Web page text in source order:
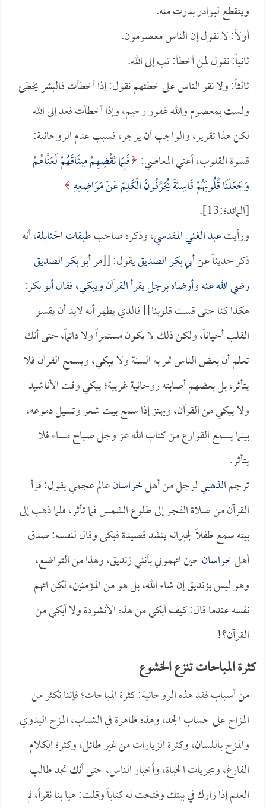
ويتقطع لبوادر بدرت منه.
أولاً: لا نقول إن الناس معصومون.
ثانياً: نقول لمن أخطأ: تب إلى الله.
ثالثاً: ولا نقر الناس على خطئهم نقول: إذا أخطأت فالبشر يخطئ
ولست بمعصوم والله غفور رحيم، وإذا أخطأت فعد إلى الله
لكن هذا تقرير، والواجب أن يزجر، فسبب عدم الروحانية:
قسوة القلوب، أعني المعاصي: فَبِمَا نَقْضِهِمْ مِيثَاقَهُمْ لَعَنَّاهُمْ
وَجَعَلْنَا قُلُوبَهُمْ قَاسِيَةً يُحَرِّفُونَ الْكَلِمَ عَنْ مَوَاضِعِهِ
[المائدة:13].
ورأيتعبد الغني المقدسي، وذكره صاحبطبقات الحنابلة، أنه
ذكر حديثاً عنأبي بكر الصديقيقول: [[مرأبو بكر الصديق
رضي الله عنه وأرضاه برجل يقرأ القرآن ويبكي، فقالأبو بكر:
هكذا كنا حتى قست قلوبنا]] فالذي يظهر أنه لابد أن يقسو
القلب أحياناً، ولكن ذلك لا يكون مستمراً ولا دائماً، حتى أنك
تعلم أن بعض الناس تمر به السنة ولا يبكي، ويسمع القرآن فلا
يتأثر، بل بعضهم أصابته روحانية غريبة؛ يبكي وقت الأناشيد
ولا يبكي من القرآن، ويهتز إذا سمع بيت شعر وتسيل دموعه،
بينما يسمع القوارع من كتاب الله عز وجل صباح مساء فلا
يتأثر.
ترجمالذهبيلرجل من أهلخراسانعالم عجمي يقول: قرأ
القرآن من صلاة الفجر إلى طلوع الشمس فما تأثر، فلما ذهب إلى
بيته سمع طفلاً لجيرانه ينشد قصيدة فبكى وقال لنفسه: صدق
أهلخراسانحين اتهموني بأنني زنديق، وهذا من التواضع،
وهو ليس بزنديق إن شاء الله، بل هو من المؤمنين، لكن اتهم
نفسه عندما قال: كيف أبكي من هذه الأنشودة ولا أبكي من
القرآن؟!
كثرة المباحات تنزع الخشوع
من أسباب فقد هذه الروحانية: كثرة المباحات؛ فإننا نكثر من
المزاح على حساب الجد، وهذه ظاهرة في الشباب، المزح اليدوي
والمزح باللسان، وكثرة الزيارات من غير طائل، وكثرة الكلام
الفارغ، ومجريات الحياة، وأخبار الناس، حتى أنك تجد طالب
العلم إذا زارك في بيتك وفتحت له كتاباً وقلت: هيا بنا نقرأ، لم